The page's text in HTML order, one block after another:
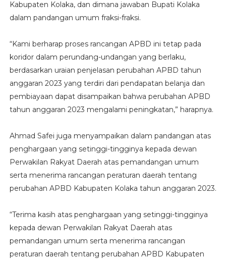
Kabupaten Kolaka, dan dimana jawaban Bupati Kolaka
dalam pandangan umum fraksi-fraksi.
“Kami berharap proses rancangan APBD ini tetap pada
koridor dalam perundang-undangan yang berlaku,
berdasarkan uraian penjelasan perubahan APBD tahun
anggaran 2023 yang terdiri dari pendapatan belanja dan
pembiayaan dapat disampaikan bahwa perubahan APBD
tahun anggaran 2023 mengalami peningkatan,” harapnya.
Ahmad Safei juga menyampaikan dalam pandangan atas
penghargaan yang setinggi-tingginya kepada dewan
Perwakilan Rakyat Daerah atas pemandangan umum
serta menerima rancangan peraturan daerah tentang
perubahan APBD Kabupaten Kolaka tahun anggaran 2023.
“Terima kasih atas penghargaan yang setinggi-tingginya
kepada dewan Perwakilan Rakyat Daerah atas
pemandangan umum serta menerima rancangan
peraturan daerah tentang perubahan APBD Kabupaten